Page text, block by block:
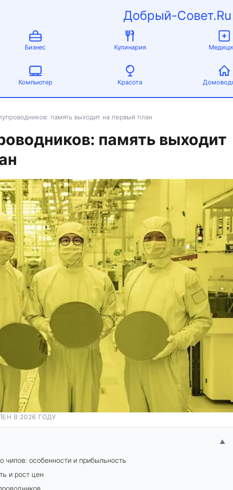
Добрый-Совет.Ru
Бизнес Кулинария
Компьютер Красота
память выходит на первый план
память выходит
В 2026 ГОДУ
▲
чипов: особенности и прибыльность
и рост цен